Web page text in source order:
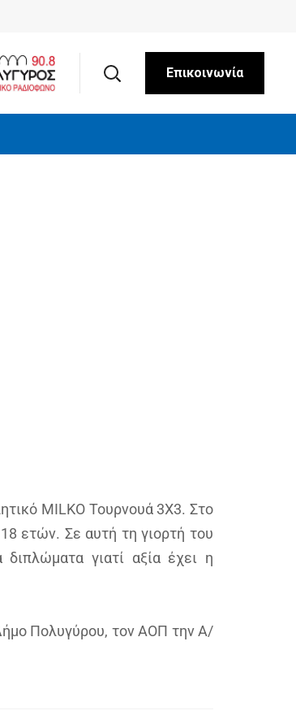
Επικοινωνία
MILKO Τουρνουά 3Χ3. Στο
ετών. Σε αυτή τη γιορτή του
γιατί αξία έχει η
Πολυγύρου, τον ΑΟΠ την Α/